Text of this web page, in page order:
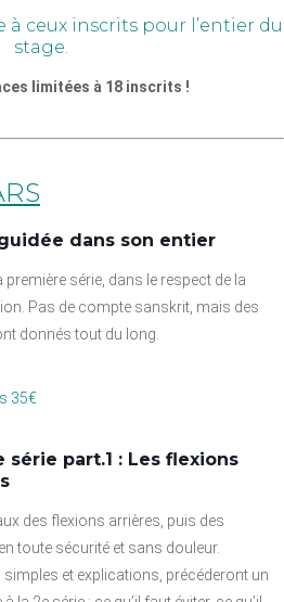
ceux inscrits pour l’entier du
stage.
limitées à 18 inscrits !
guidée dans son entier
première série, dans le respect de la
Pas de compte sanskrit, mais des
donnés tout du long.
35€
série part.1 : Les flexions
des flexions arrières, puis des
toute sécurité et sans douleur.
et explications, précéderont un